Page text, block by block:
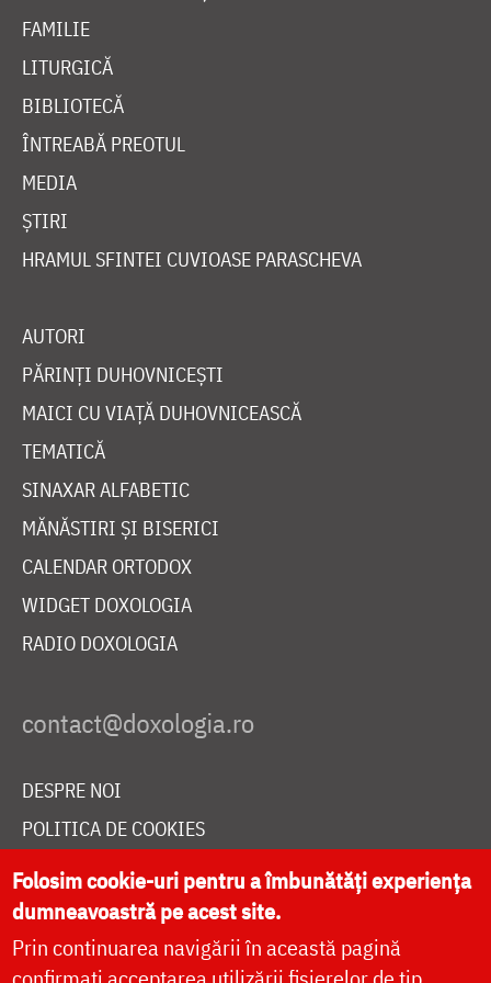
FAMILIE
LITURGICĂ
BIBLIOTECĂ
ÎNTREABĂ PREOTUL
MEDIA
ȘTIRI
HRAMUL SFINTEI CUVIOASE PARASCHEVA
AUTORI
PĂRINȚI DUHOVNICEȘTI
MAICI CU VIAȚĂ DUHOVNICEASCĂ
TEMATICĂ
SINAXAR ALFABETIC
MĂNĂSTIRI ȘI BISERICI
CALENDAR ORTODOX
WIDGET DOXOLOGIA
RADIO DOXOLOGIA
DESPRE NOI
POLITICA DE COOKIES
DONEAZĂ ONLINE PENTRU CATEDRALA NAȚIONALĂ
LIVE
Folosim cookie-uri pentru a îmbunătăți experiența
dumneavoastră pe acest site.
Prin continuarea navigării în această pagină